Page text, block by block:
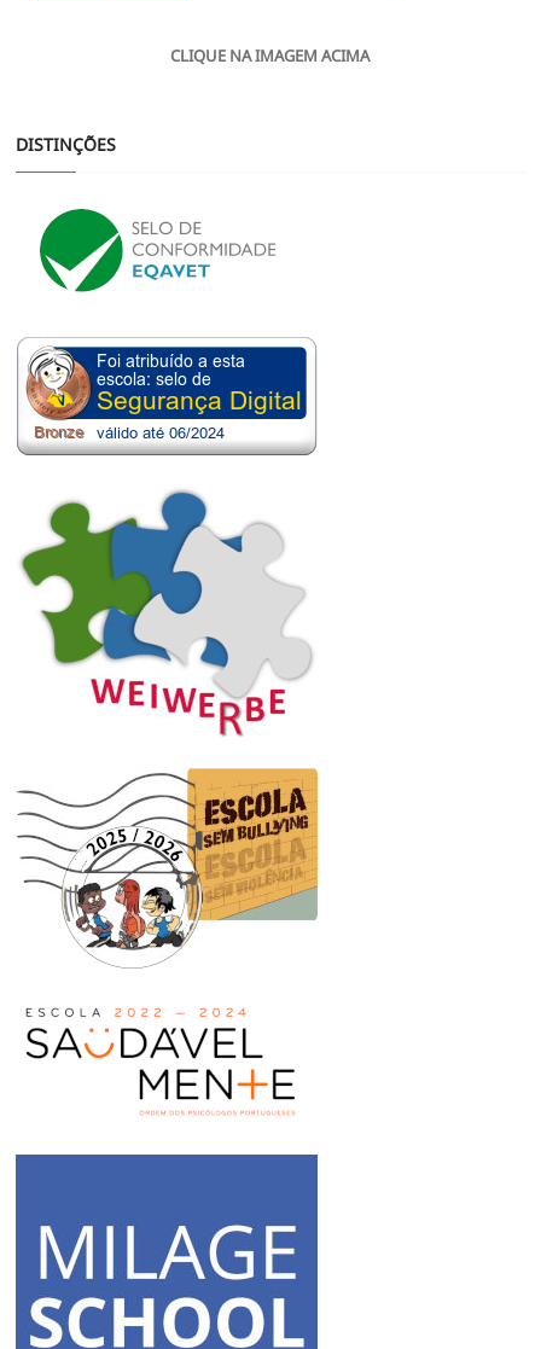
CLIQUE NA IMAGEM ACIMA
DISTINÇÕES